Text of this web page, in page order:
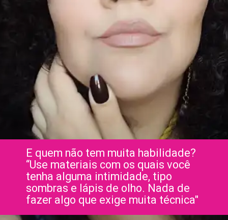
E quem não tem muita habilidade?
“Use materiais com os quais você
tenha alguma intimidade, tipo
sombras e lápis de olho. Nada de
fazer algo que exige muita técnica"